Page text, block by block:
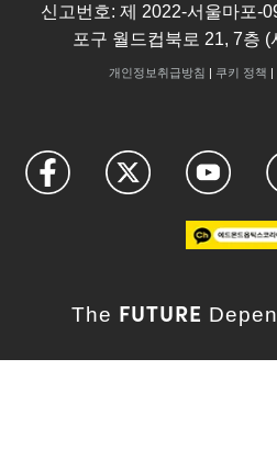
신고번호: 제 2022-서울마포-
포구 월드컵북로 21, 7층
개인정보취급방침 | 쿠키 정책 |
The FUTURE